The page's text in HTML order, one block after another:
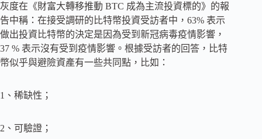
灰度在《財富大轉移推動 BTC 成為主流投資標的》的報
告中稱：在接受調研的比特幣投資受訪者中，63% 表示
做出投資比特幣的決定是因為受到新冠病毒疫情影響，
37 % 表示沒有受到疫情影響。根據受訪者的回答，比特
幣似乎與避險資產有一些共同點，比如：
1、稀缺性；
2、可驗證；